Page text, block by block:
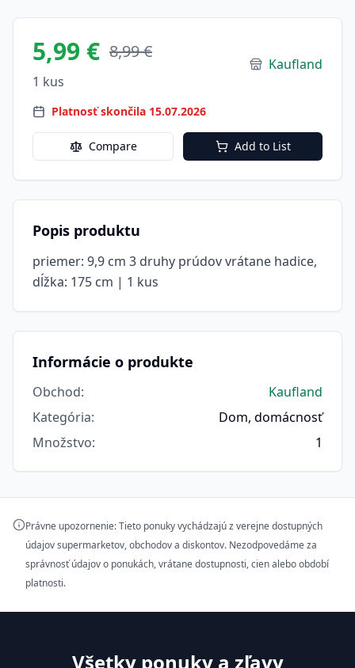
5,99 € 8,99 €
1 kus
Kaufland
Platnosť skončila 15.07.2026
Compare Add to List
Popis produktu
priemer: 9,9 cm 3 druhy prúdov vrátane hadice,
dĺžka: 175 cm | 1 kus
Informácie o produkte
Obchod:
Kaufland
Kategória:
Dom, domácnosť
Množstvo: 1
Právne upozornenie: Tieto ponuky vychádzajú z verejne dostupných
údajov supermarketov, obchodov a diskontov. Nezodpovedáme za
správnosť údajov o ponukách, vrátane dostupnosti, cien alebo období
platnosti.
Všetky ponuky a zľavy